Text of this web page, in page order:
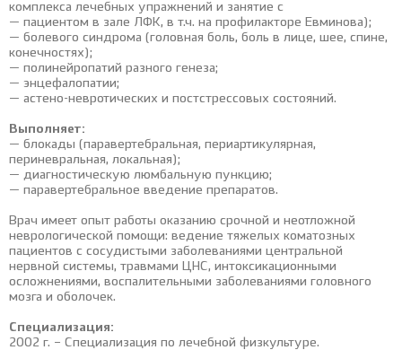
комплекса лечебных упражнений и занятие с
— пациентом в зале ЛФК, в т.ч. на профилакторе Евминова);
— болевого синдрома (головная боль, боль в лице, шее, спине,
конечностях);
— полинейропатий разного генеза;
— энцефалопатии;
— астено-невротических и постстрессовых состояний.
Выполняет:
— блокады (паравертебральная, периартикулярная,
периневральная, локальная);
— диагностическую люмбальную пункцию;
— паравертебральное введение препаратов.
Врач имеет опыт работы оказанию срочной и неотложной
неврологической помощи: ведение тяжелых коматозных
пациентов с сосудистыми заболеваниями центральной
нервной системы, травмами ЦНС, интоксикационными
осложнениями, воспалительными заболеваниями головного
мозга и оболочек.
Специализация:
2002 г. – Специализация по лечебной физкультуре.